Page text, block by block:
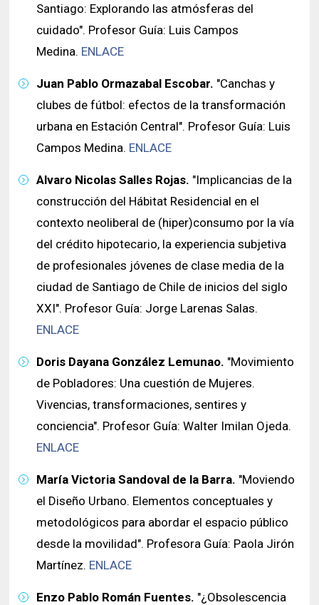
Santiago: Explorando las atmósferas del
cuidado". Profesor Guía: Luis Campos
Medina. ENLACE
Juan Pablo Ormazabal Escobar. "Canchas y
clubes de fútbol: efectos de la transformación
urbana en Estación Central". Profesor Guía: Luis
Campos Medina. ENLACE
Alvaro Nicolas Salles Rojas. "Implicancias de la
construcción del Hábitat Residencial en el
contexto neoliberal de (hiper)consumo por la vía
del crédito hipotecario, la experiencia subjetiva
de profesionales jóvenes de clase media de la
ciudad de Santiago de Chile de inicios del siglo
XXI". Profesor Guía: Jorge Larenas Salas.
ENLACE
Doris Dayana González Lemunao. "Movimiento
de Pobladores: Una cuestión de Mujeres.
Vivencias, transformaciones, sentires y
conciencia". Profesor Guía: Walter Imilan Ojeda.
ENLACE
María Victoria Sandoval de la Barra. "Moviendo
el Diseño Urbano. Elementos conceptuales y
metodológicos para abordar el espacio público
desde la movilidad". Profesora Guía: Paola Jirón
Martínez. ENLACE
Enzo Pablo Román Fuentes. "¿Obsolescencia